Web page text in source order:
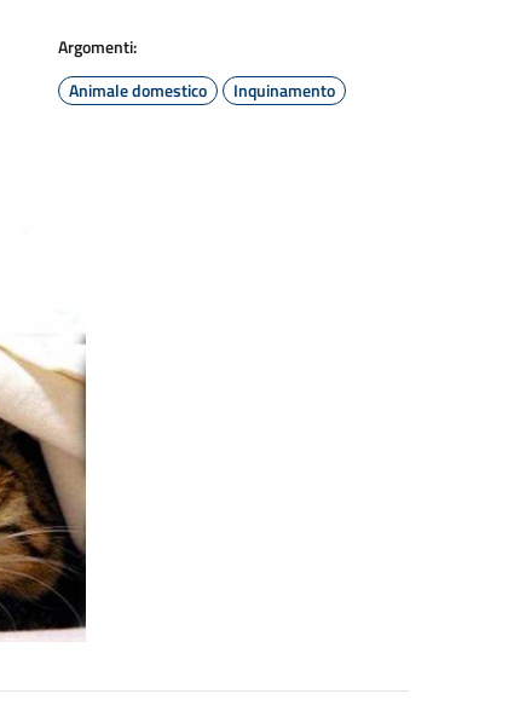
Argomenti:
Animale domestico
Inquinamento